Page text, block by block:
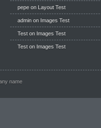
pepe on Layout Test
admin on Images Test
Test on Images Test
Test on Images Test
name